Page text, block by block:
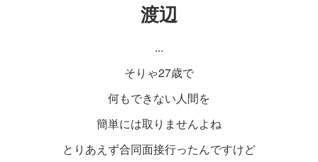
渡辺
...
そりゃ27歳で
何もできない人間を
簡単には取りませんよね
とりあえず合同面接行ったんですけど